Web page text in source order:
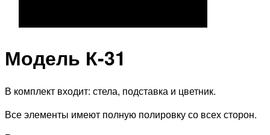
Модель К-31
В комплект входит: стела, подставка и цветник.
Все элементы имеют полную полировку со всех сторон.